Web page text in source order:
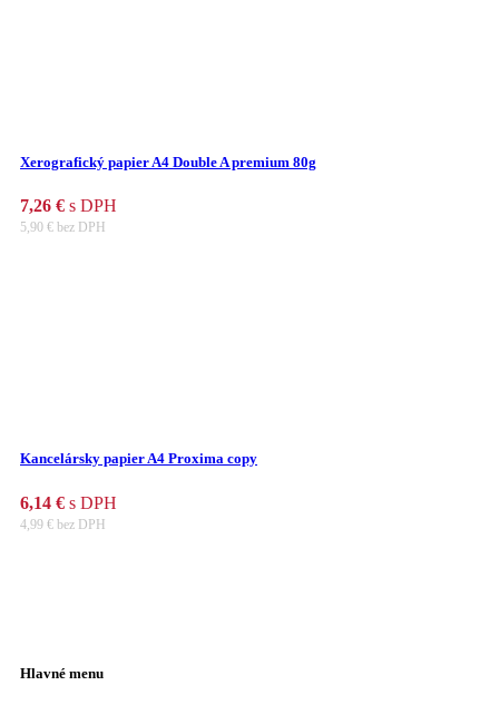
Xerografický papier A4 Double A premium 80g
7,26 € s DPH
5,90 € bez DPH
Kancelársky papier A4 Proxima copy
6,14 € s DPH
4,99 € bez DPH
Hlavné menu